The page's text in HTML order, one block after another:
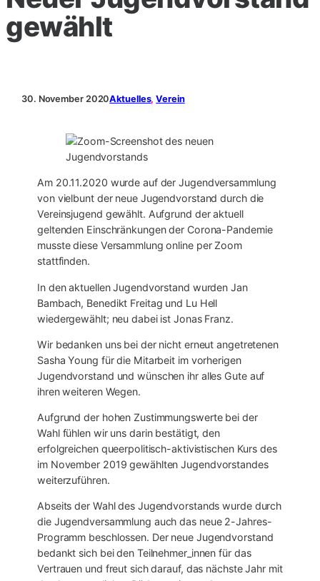
gewählt
30. November 2020Aktuelles, Verein
Am 20.11.2020 wurde auf der Jugendversammlung
von vielbunt der neue Jugendvorstand durch die
Vereinsjugend gewählt. Aufgrund der aktuell
geltenden Einschränkungen der Corona-Pandemie
musste diese Versammlung online per Zoom
stattfinden.
In den aktuellen Jugendvorstand wurden Jan
Bambach, Benedikt Freitag und Lu Hell
wiedergewählt; neu dabei ist Jonas Franz.
Wir bedanken uns bei der nicht erneut angetretenen
Sasha Young für die Mitarbeit im vorherigen
Jugendvorstand und wünschen ihr alles Gute auf
ihren weiteren Wegen.
Aufgrund der hohen Zustimmungswerte bei der
Wahl fühlen wir uns darin bestätigt, den
erfolgreichen queerpolitisch-aktivistischen Kurs des
im November 2019 gewählten Jugendvorstandes
weiterzuführen.
Abseits der Wahl des Jugendvorstands wurde durch
die Jugendversammlung auch das neue 2-Jahres-
Programm beschlossen. Der neue Jugendvorstand
bedankt sich bei den Teilnehmer_innen für das
Vertrauen und freut sich darauf, das nächste Jahr mit